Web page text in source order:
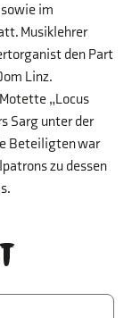
im
Musiklehrer
den Part
Linz.
„Locus
Sarg unter der
Beteiligten war
zu dessen